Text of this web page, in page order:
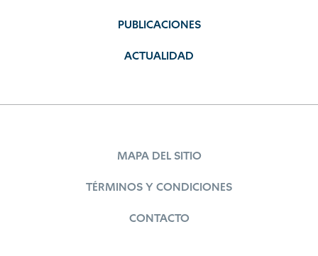
PUBLICACIONES
ACTUALIDAD
MAPA DEL SITIO
TÉRMINOS Y CONDICIONES
CONTACTO